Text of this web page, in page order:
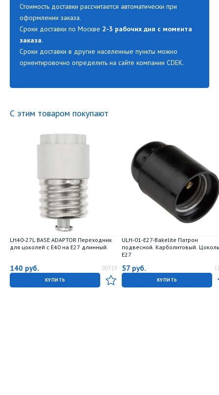
Стоимость доставки рассчитается автоматически при
оформлении заказа.
Сроки доставки по Москве 2-3 рабочих дня с момента
заказа.
Сроки доставки в другие населенные пункты можно
ориентировочно определить на сайте компании CDEK.
С этим товаром покупают
LH40-27L BASE ADAPTOR Переходник
для цоколей с E40 на E27 длинный.
140 руб. 00719
КУПИТЬ
ULH-01-E27-Bakelite Патрон
подвесной. Карболитовый. Цоколь
Е27
57 руб.
КУПИТЬ